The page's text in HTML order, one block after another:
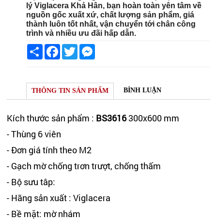
lýViglacera Khả Hân, bạn hoàn toàn yên tâm về
nguồn gốc xuất xứ, chất lượng sản phẩm, giá
thành luôn tốt nhất, vận chuyển tới chân công
trình và nhiều ưu đãi hấp dẫn.
Share Facebook
Twitter
THÔNG TIN SẢN PHẨM BÌNH LUẬN
Kích thước sản phẩm : BS3616300x600 mm
- Thùng 6 viên
- Đơn giá tính theo M2
- Gạch mờ chống trơn trượt, chống thấm
- Bộ sưu tâp:
- Hãng sản xuất : Viglacera
- Bề mặt: mờ nhám